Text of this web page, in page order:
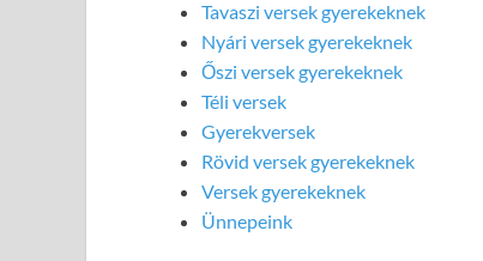
Tavaszi versek gyerekeknek
Nyári versek gyerekeknek
Őszi versek gyerekeknek
Téli versek
Gyerekversek
Rövid versek gyerekeknek
Versek gyerekeknek
Ünnepeink